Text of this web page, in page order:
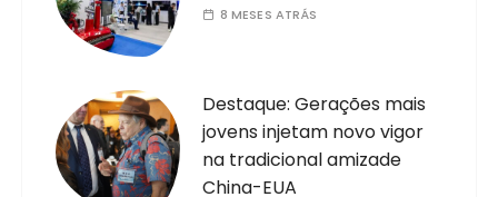
8 MESES ATRÁS
Destaque: Gerações mais
jovens injetam novo vigor
na tradicional amizade
China-EUA